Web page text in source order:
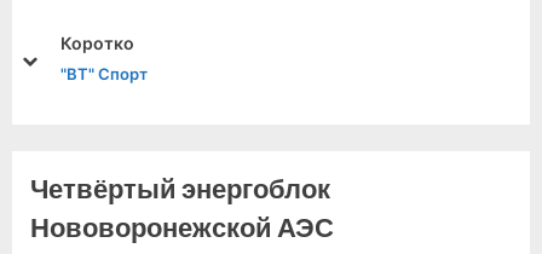
Коротко
"ВТ" Спорт
prev
next
Четвёртый энергоблок
Нововоронежской АЭС